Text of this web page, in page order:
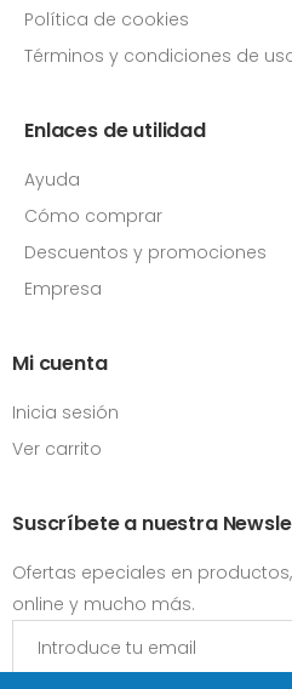
Política de cookies
Términos y condiciones de
Enlaces de utilidad
Ayuda
Cómo comprar
Descuentos y promociones
Empresa
Mi cuenta
Inicia sesión
Ver carrito
Suscríbete a nuestra
Ofertas epeciales en
online y mucho más.